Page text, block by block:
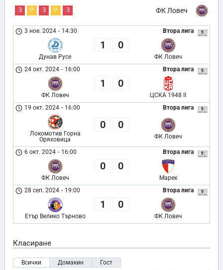
ФК Ловеч
З Р З Р З
Втора лига
3 ное. 2024 - 14:30
Дунав Русе
1 0
ФК Ловеч
Втора лига
24 окт. 2024 - 16:00
ФК Ловеч
1 0
ЦСКА 1948 II
Втора лига
19 окт. 2024 - 16:00
Локомотив Горна
Оряховица
0 0
ФК Ловеч
Втора лига
6 окт. 2024 - 16:00
ФК Ловеч
0 0
Марек
Втора лига
28 сеп. 2024 - 19:00
Етър Велико Търново
1 0
ФК Ловеч
Класиране
Всички Домакин Гост